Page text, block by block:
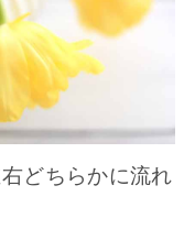
どちらかに流れ